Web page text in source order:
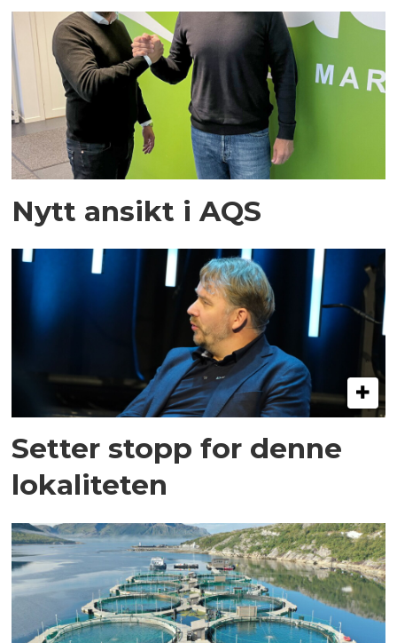
Nytt ansikt i AQS
Setter stopp for denne
lokaliteten